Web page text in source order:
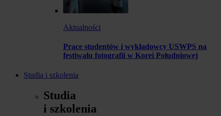
Aktualności
Prace studentów i wykładowcy USWPS na
festiwalu fotografii w Korei Południowej
Studia i szkolenia
Studia
i szkolenia